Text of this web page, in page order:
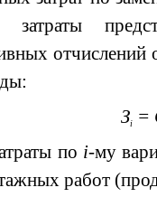
затраты
отчислений
Зi=
по i-му
работ